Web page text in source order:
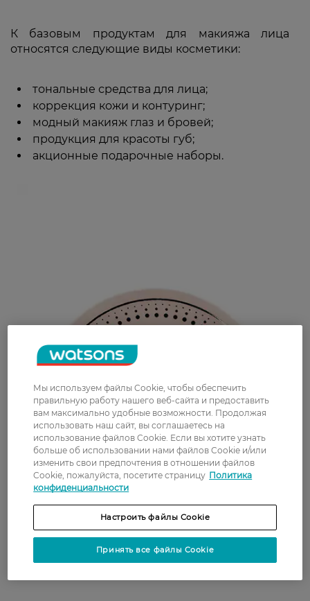
К базовым продуктам для макияжа лица
относятся следующие виды косметики:
тональные средства для лица;
коррекция кожи и контуринг;
модный макияж глаз и бровей;
продукция для красоты губ;
акционные подарочные наборы.
Мы используем файлы Cookie, чтобы обеспечить
правильную работу нашего веб-сайта и предоставить
вам максимально удобные возможности. Продолжая
использовать наш сайт, вы соглашаетесь на
использование файлов Cookie. Если вы хотите узнать
больше об использовании нами файлов Cookie и/или
изменить свои предпочтения в отношении файлов
Cookie, пожалуйста, посетите страницу Политика
конфиденциальности
Настроить файлы Cookie
Принять все файлы Cookie